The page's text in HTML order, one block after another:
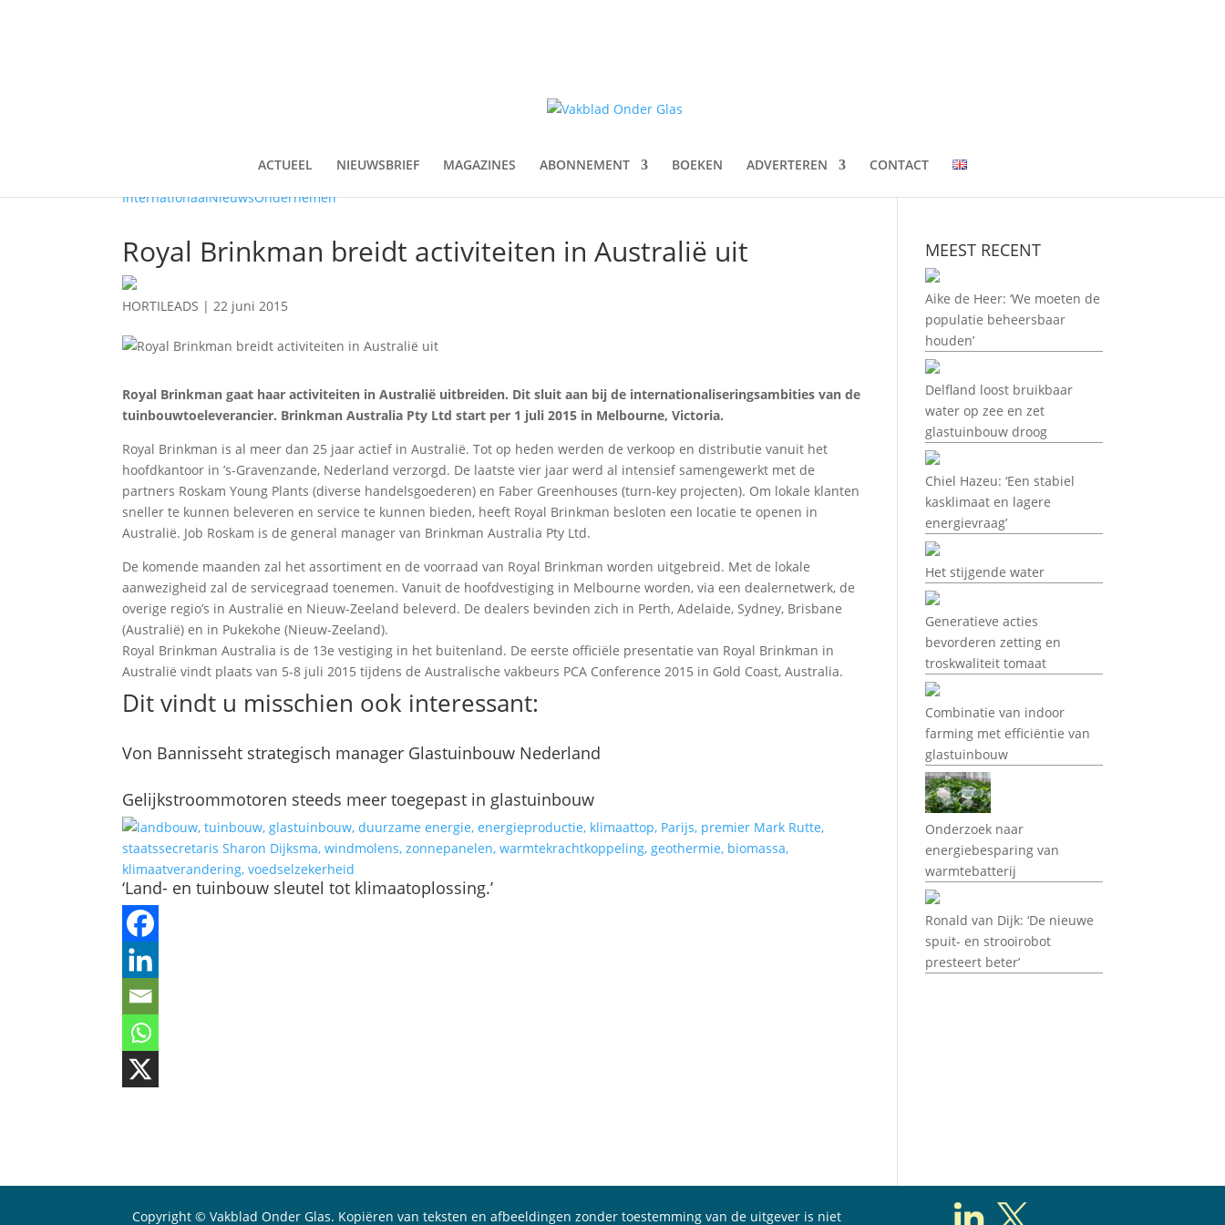
ACTUEEL NIEUWSBRIEF MAGAZINES ABONNEMENT BOEKEN ADVERTEREN
CONTACT
InternationaalNieuwsOndernemen
Royal Brinkman breidt activiteiten in Australië uit
HORTILEADS |22 juni 2015
Royal Brinkman gaat haar activiteiten in Australië uitbreiden. Dit sluit aan bij de internationaliseringsambities van de
tuinbouwtoeleverancier. Brinkman Australia Pty Ltd start per 1 juli 2015 in Melbourne, Victoria.
Royal Brinkman is al meer dan 25 jaar actief in Australië. Tot op heden werden de verkoop en distributie vanuit het
hoofdkantoor in ’s-Gravenzande, Nederland verzorgd. De laatste vier jaar werd al intensief samengewerkt met de
partners Roskam Young Plants (diverse handelsgoederen) en Faber Greenhouses (turn-key projecten). Om lokale klanten
sneller te kunnen beleveren en service te kunnen bieden, heeft Royal Brinkman besloten een locatie te openen in
Australië. Job Roskam is de general manager van Brinkman Australia Pty Ltd.
De komende maanden zal het assortiment en de voorraad van Royal Brinkman worden uitgebreid. Met de lokale
aanwezigheid zal de servicegraad toenemen. Vanuit de hoofdvestiging in Melbourne worden, via een dealernetwerk, de
overige regio’s in Australië en Nieuw-Zeeland beleverd. De dealers bevinden zich in Perth, Adelaide, Sydney, Brisbane
(Australië) en in Pukekohe (Nieuw-Zeeland).
Royal Brinkman Australia is de 13e vestiging in het buitenland. De eerste officiële presentatie van Royal Brinkman in
Australië vindt plaats van 5-8 juli 2015 tijdens de Australische vakbeurs PCA Conference 2015 in Gold Coast, Australia.
Dit vindt u misschien ook interessant:
Von Bannisseht strategisch manager Glastuinbouw Nederland
Gelijkstroommotoren steeds meer toegepast in glastuinbouw
‘Land- en tuinbouw sleutel tot klimaatoplossing.’
MEEST RECENT
Aike de Heer: ‘We moeten de
populatie beheersbaar
houden’
Delfland loost bruikbaar
water op zee en zet
glastuinbouw droog
Chiel Hazeu: ‘Een stabiel
kasklimaat en lagere
energievraag’
Het stijgende water
Generatieve acties
bevorderen zetting en
troskwaliteit tomaat
Combinatie van indoor
farming met efficiëntie van
glastuinbouw
Onderzoek naar
energiebesparing van
warmtebatterij
Ronald van Dijk: ‘De nieuwe
spuit- en strooirobot
presteert beter’
Copyright © Vakblad Onder Glas. Kopiëren van teksten en afbeeldingen zonder toestemming van de uitgever is niet